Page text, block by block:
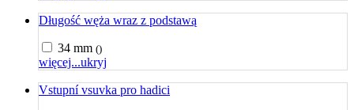
Długość węża wraz z podstawą
34 mm ()
więcej...ukryj
Vstupní vsuvka pro hadici